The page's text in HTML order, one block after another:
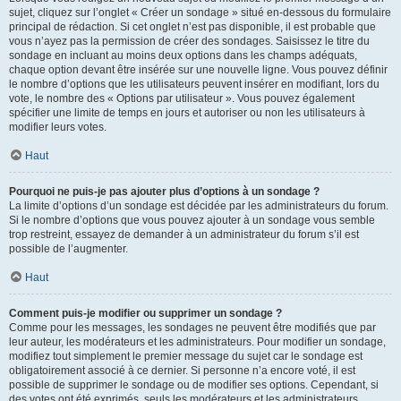
sujet, cliquez sur l’onglet « Créer un sondage » situé en-dessous du formulaire
principal de rédaction. Si cet onglet n’est pas disponible, il est probable que
vous n’ayez pas la permission de créer des sondages. Saisissez le titre du
sondage en incluant au moins deux options dans les champs adéquats,
chaque option devant être insérée sur une nouvelle ligne. Vous pouvez définir
le nombre d’options que les utilisateurs peuvent insérer en modifiant, lors du
vote, le nombre des « Options par utilisateur ». Vous pouvez également
spécifier une limite de temps en jours et autoriser ou non les utilisateurs à
modifier leurs votes.
Haut
Pourquoi ne puis-je pas ajouter plus d’options à un sondage ?
La limite d’options d’un sondage est décidée par les administrateurs du forum.
Si le nombre d’options que vous pouvez ajouter à un sondage vous semble
trop restreint, essayez de demander à un administrateur du forum s’il est
possible de l’augmenter.
Haut
Comment puis-je modifier ou supprimer un sondage ?
Comme pour les messages, les sondages ne peuvent être modifiés que par
leur auteur, les modérateurs et les administrateurs. Pour modifier un sondage,
modifiez tout simplement le premier message du sujet car le sondage est
obligatoirement associé à ce dernier. Si personne n’a encore voté, il est
possible de supprimer le sondage ou de modifier ses options. Cependant, si